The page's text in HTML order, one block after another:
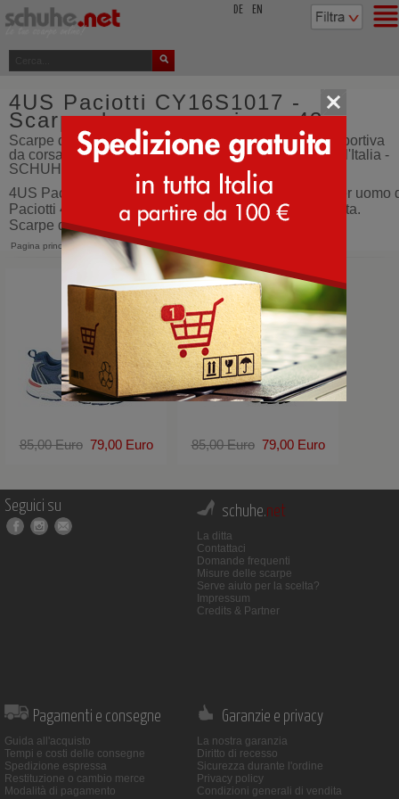
DE EN
4US Paciotti CY16S1017 -
Scarpe da corsa - misura 43
Scarpe da corsa - 4US Paciotti CY16S1017 scarpa sportiva
da corsa per uomo - misura 43 - calzature - ordina dall'Italia -
SCHUHE.net
4US Paciotti CY16S1017 scarpa sportiva da corsa per uomo
Paciotti 4US. Super leggere, con la suola ammortizzata.
Scarpe da corsa
Pagina principale>4US Paciotti> CY16S1017
85,00 Euro79,00 Euro
Bianco Nero
85,00 Euro79,00 Euro
Seguici su schuhe.net
La ditta
Contattaci
Domande frequenti
Misure delle scarpe
Serve aiuto per la scelta?
Impressum
Credits & Partner
Pagamenti e consegne
Guida all'acquisto
Tempi e costi delle consegne
Spedizione espressa
Restituzione o cambio merce
Modalità di pagamento
Garanzie e privacy
La nostra garanzia
Diritto di recesso
Sicurezza durante l'ordine
Privacy policy
Condizioni generali di vendita